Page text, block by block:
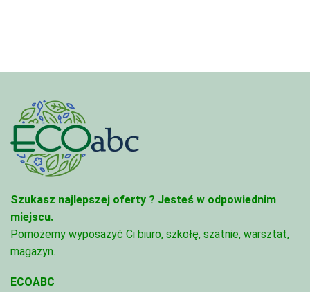
Szukasz najlepszej oferty ? Jesteś w odpowiednim
miejscu.
Pomożemy wyposażyć Ci biuro, szkołę, szatnie, warsztat,
magazyn.
ECOABC